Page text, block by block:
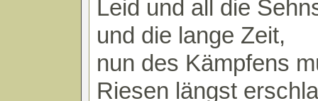
Leid und all die
und die lange Zeit,
nun des Kämpfens
Riesen längst